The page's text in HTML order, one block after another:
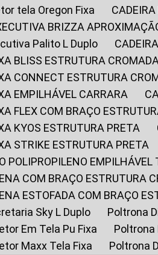
tela Oregon Fixa
BRIZZA
Palito L Duplo
BLISS ESTRUTURA CROMADA
CONNECT ESTRUTURA
EMPILHÁVEL CARRARA
FLEX COM BRAÇO
KYOS ESTRUTURA PRETA
STRIKE ESTRUTURA PRETA
POLIPROPILENO
COM BRAÇO ESTRUTURA
ESTOFADA COM BRAÇO
Sky L Duplo
Poltrona
Em Tela Pu Fixa
Maxx Tela Fixa
Poltrona